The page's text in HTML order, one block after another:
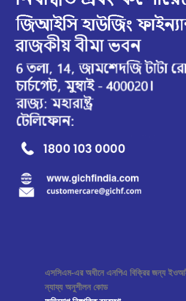
এসসিএম-এর অধীনে এনপিএ বিক্রির জন্য
ন্যায্য অনুশীলন কোড